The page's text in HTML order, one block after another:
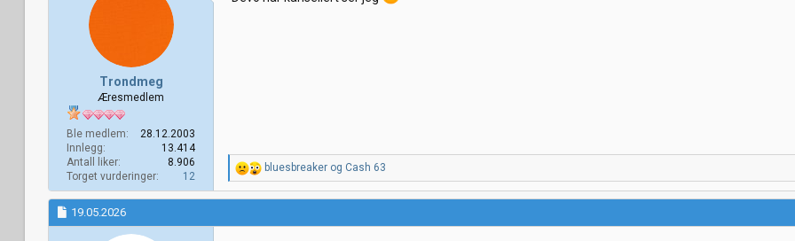
Trondmeg
Æresmedlem
Ble medlem
28.12.2003
Innlegg
13.414
Antall liker
8.906
Torget vurderinger
12
R
e
a
s
bluesbreaker og Cash 63
19.05.2026